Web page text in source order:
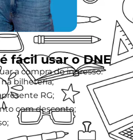
fácil usar o DNE
a compra do ingresso:
bilheteria;
RG;
com desconto;